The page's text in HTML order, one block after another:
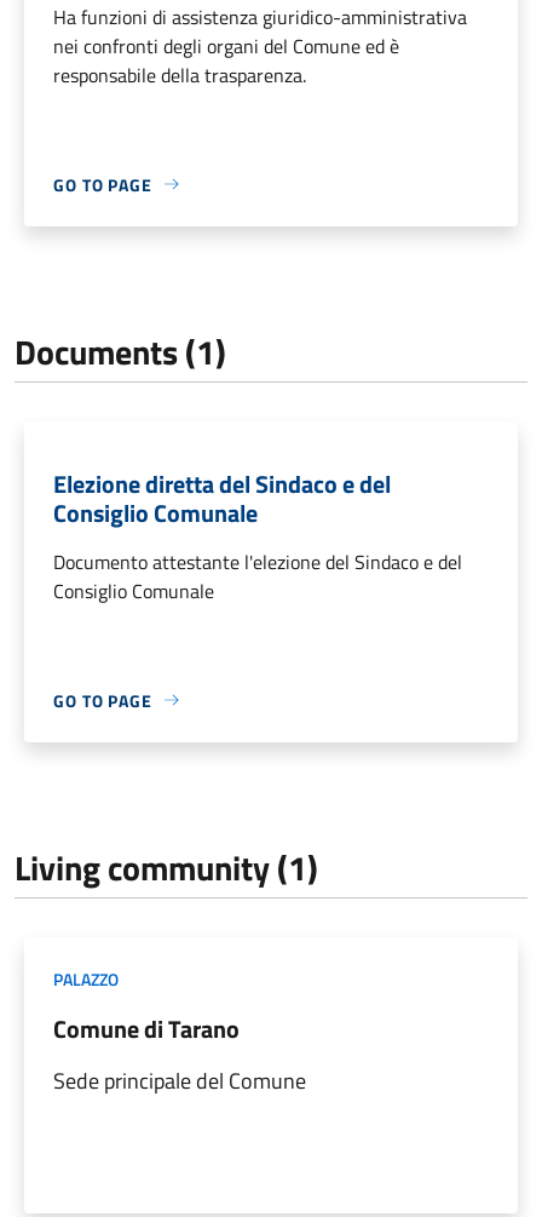
Ha funzioni di assistenza giuridico-amministrativa
nei confronti degli organi del Comune ed è
responsabile della trasparenza.
GO TO PAGE
Documents (1)
Elezione diretta del Sindaco e del
Consiglio Comunale
Documento attestante l'elezione del Sindaco e del
Consiglio Comunale
GO TO PAGE
Living community (1)
PALAZZO
Comune di Tarano
Sede principale del Comune